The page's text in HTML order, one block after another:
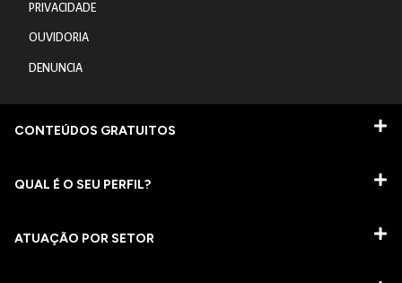
PRIVACIDADE
OUVIDORIA
DENUNCIA
CONTEÚDOS GRATUITOS
QUAL É O SEU PERFIL?
ATUAÇÃO POR SETOR